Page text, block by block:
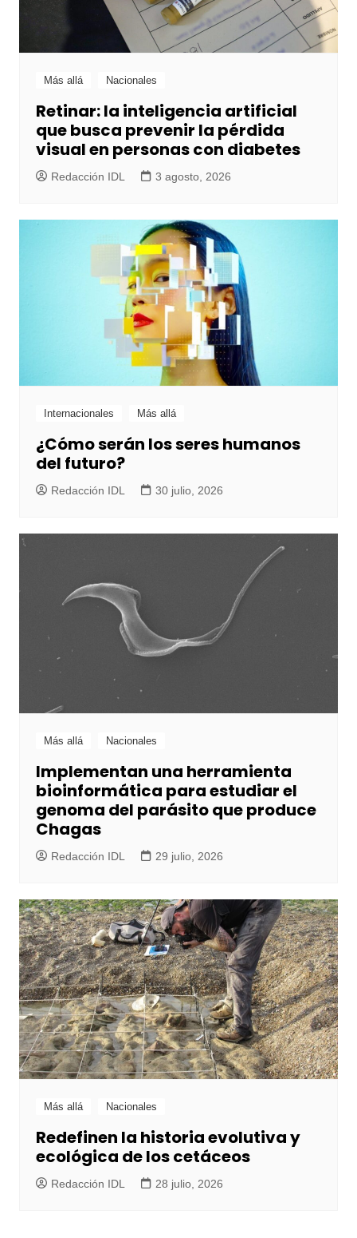
Más allá Nacionales
Retinar: la inteligencia artificial
que busca prevenir la pérdida
visual en personas con diabetes
Redacción IDL 3 agosto, 2026
Internacionales Más allá
¿Cómo serán los seres humanos
del futuro?
Redacción IDL 30 julio, 2026
Más allá Nacionales
Implementan una herramienta
bioinformática para estudiar el
genoma del parásito que produce
Chagas
Redacción IDL 29 julio, 2026
Más allá Nacionales
Redefinen la historia evolutiva y
ecológica de los cetáceos
Redacción IDL 28 julio, 2026